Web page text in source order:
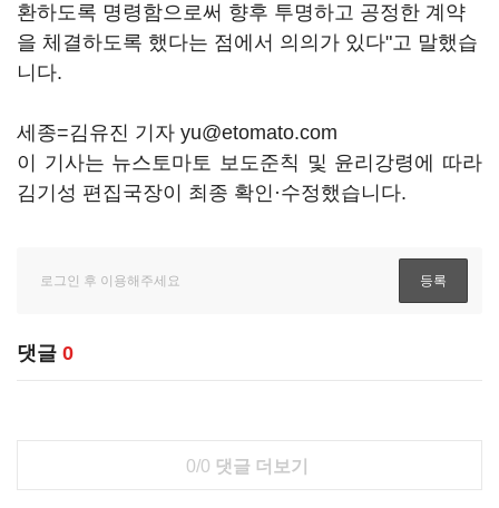
환하도록 명령함으로써 향후 투명하고 공정한 계약
을 체결하도록 했다는 점에서 의의가 있다"고 말했습
니다.
세종=김유진 기자 yu@etomato.com
이 기사는 뉴스토마토 보도준칙 및 윤리강령에 따라
김기성 편집국장이 최종 확인·수정했습니다.
댓글 0
0/0 댓글 더보기